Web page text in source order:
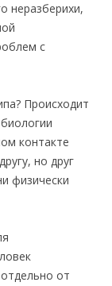
неразберихи,
с
Происходит
контакте
но друг
физически
от